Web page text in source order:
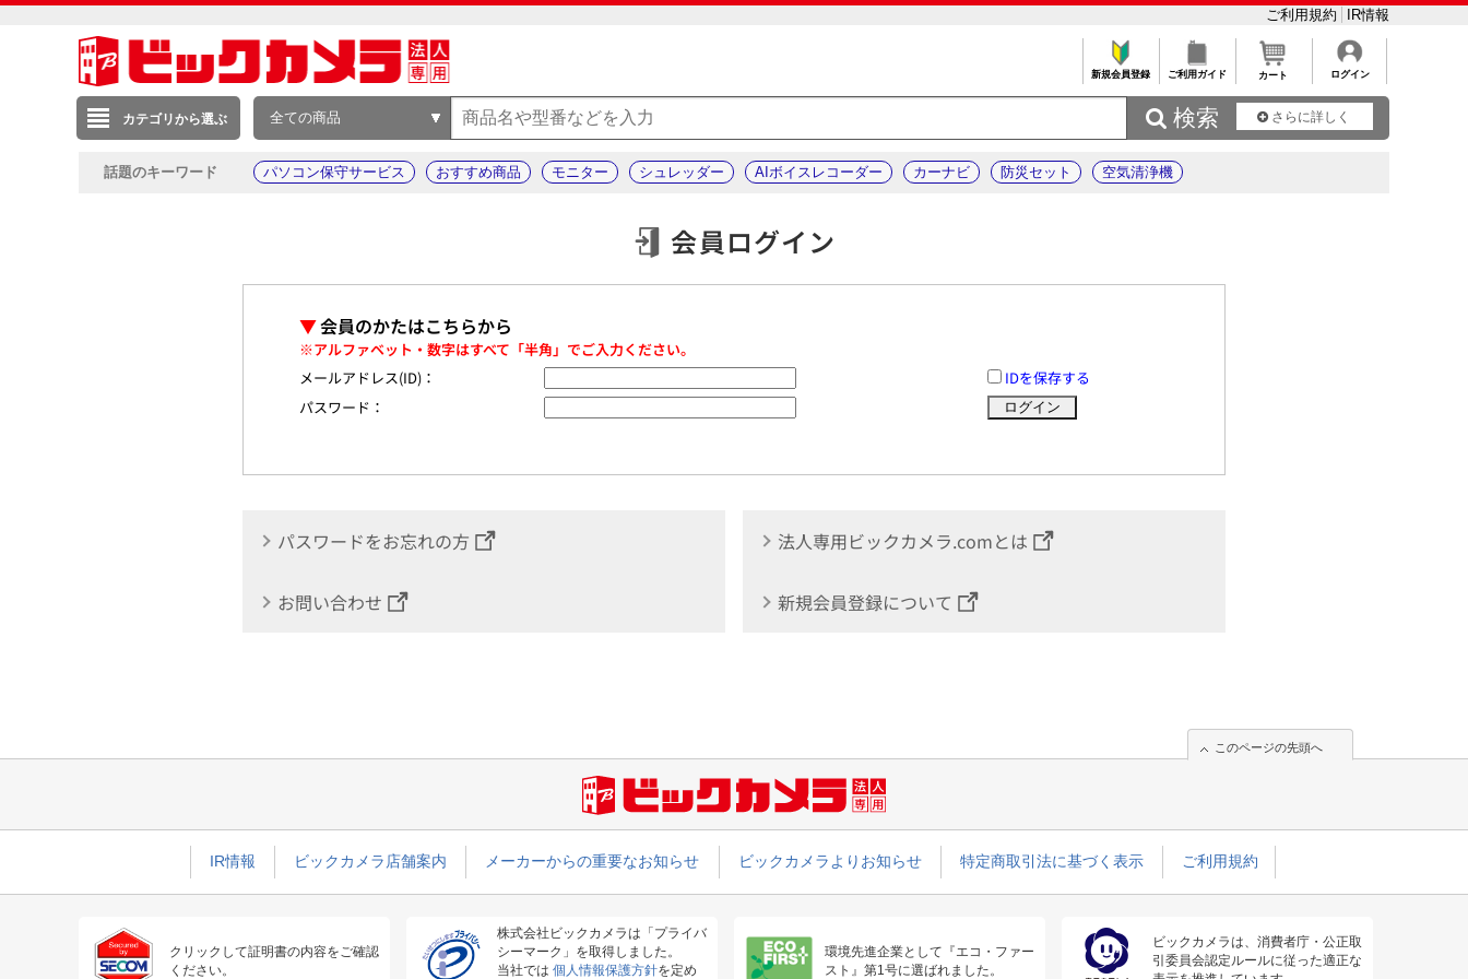
ご利用規約 IR情報
新規会員登録 ご利用ガイド カート ログイン
カテゴリから選ぶ 全ての商品  検索 さらに詳しく
話題のキーワード パソコン保守サービス おすすめ商品 モニター シュレッダー AIボイスレコーダー カーナビ 防災セット 空気清浄機
会員ログイン
▼会員のかたはこちらから
※アルファベット・数字はすべて「半角」でご入力ください。
メールアドレス(ID)：
IDを保存する
パスワード：
パスワードをお忘れの方 法人専用ビックカメラ.comとは
お問い合わせ 新規会員登録について
このページの先頭へ
IR情報 ビックカメラ店舗案内 メーカーからの重要なお知らせ ビックカメラよりお知らせ 特定商取引法に基づく表示 ご利用規約
クリックして証明書の内容をご確認
ください。
株式会社ビックカメラは「プライバ
シーマーク」を取得しました。
当社では 個人情報保護方針を定め
環境先進企業として『エコ・ファー
スト』第1号に選ばれました。
ビックカメラは、消費者庁・公正取
引委員会認定ルールに従った適正な